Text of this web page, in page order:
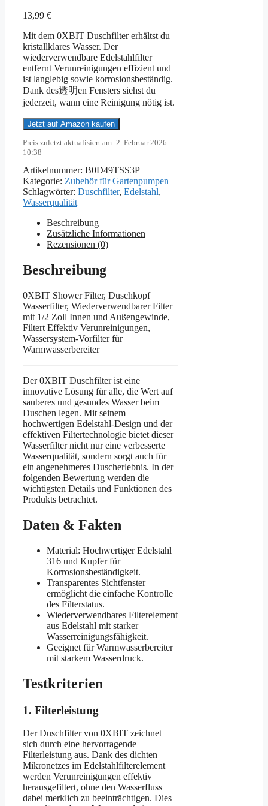
13,99 €
Mit dem 0XBIT Duschfilter erhältst du
kristallklares Wasser. Der
wiederverwendbare Edelstahlfilter
entfernt Verunreinigungen effizient und
ist langlebig sowie korrosionsbeständig.
Dank des透明en Fensters siehst du
jederzeit, wann eine Reinigung nötig ist.
Jetzt auf Amazon kaufen
Preis zuletzt aktualisiert am: 2. Februar 2026
10:38
Artikelnummer: B0D49TSS3P
Kategorie: Zubehör für Gartenpumpen
Schlagwörter: Duschfilter, Edelstahl,
Wasserqualität
Beschreibung
Zusätzliche Informationen
Rezensionen (0)
Beschreibung
0XBIT Shower Filter, Duschkopf
Wasserfilter, Wiederverwendbarer Filter
mit 1/2 Zoll Innen und Außengewinde,
Filtert Effektiv Verunreinigungen,
Wassersystem-Vorfilter für
Warmwasserbereiter
Der 0XBIT Duschfilter ist eine
innovative Lösung für alle, die Wert auf
sauberes und gesundes Wasser beim
Duschen legen. Mit seinem
hochwertigen Edelstahl-Design und der
effektiven Filtertechnologie bietet dieser
Wasserfilter nicht nur eine verbesserte
Wasserqualität, sondern sorgt auch für
ein angenehmeres Duscherlebnis. In der
folgenden Bewertung werden die
wichtigsten Details und Funktionen des
Produkts betrachtet.
Daten & Fakten
Material: Hochwertiger Edelstahl
316 und Kupfer für
Korrosionsbeständigkeit.
Transparentes Sichtfenster
ermöglicht die einfache Kontrolle
des Filterstatus.
Wiederverwendbares Filterelement
aus Edelstahl mit starker
Wasserreinigungsfähigkeit.
Geeignet für Warmwasserbereiter
mit starkem Wasserdruck.
Testkriterien
1. Filterleistung
Der Duschfilter von 0XBIT zeichnet
sich durch eine hervorragende
Filterleistung aus. Dank des dichten
Mikronetzes im Edelstahlfilterelement
werden Verunreinigungen effektiv
herausgefiltert, ohne den Wasserfluss
dabei merklich zu beeinträchtigen. Dies